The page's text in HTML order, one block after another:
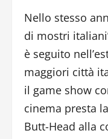
Nello stesso
di mostri
è seguito
maggiori città
il game show
cinema presta
Butt-Head alla